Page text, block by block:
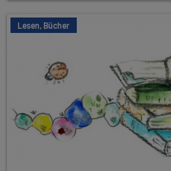
Lesen, Bücher